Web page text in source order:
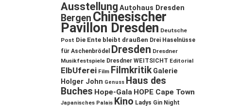
Ausstellung Autohaus Dresden
Bergen Chinesischer
Pavillon Dresden Deutsche
Post Die Ente bleibt draußen Drei Haselnüsse
für Aschenbrödel
Dresden Dresdner
Musikfestspiele Dresdner WEITSICHT Editorial
ElbUferei Film Filmkritik Galerie
Holger John Genuss Haus des
Buches Hope-Gala HOPE Cape Town
Japanisches Palais Kino Ladys Gin Night